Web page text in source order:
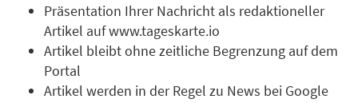
Präsentation Ihrer Nachricht als redaktioneller
Artikel auf www.tageskarte.io
Artikel bleibt ohne zeitliche Begrenzung auf dem
Portal
Artikel werden in der Regel zu News bei Google